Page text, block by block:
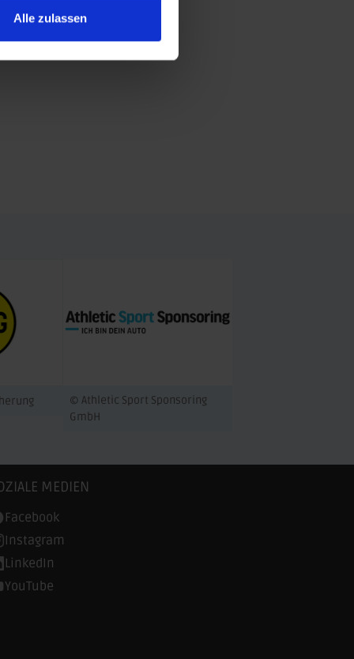
Alle zulassen
© Athletic Sport Sponsoring
GmbH
MEDIEN
Facebook
Instagram
LinkedIn
YouTube